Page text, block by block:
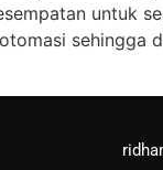
untuk
sehingga